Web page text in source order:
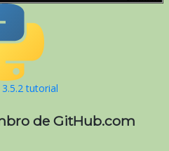
tutorial
de GitHub.com